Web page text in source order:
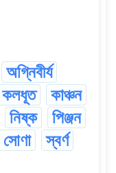
অগ্নিবীৰ্য
কলধূত
কাঞ্চন
নিষ্ক
পিঞ্জন
সোণা
স্বৰ্ণ